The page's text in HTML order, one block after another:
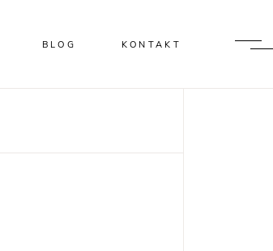
BLOG KONTAKT